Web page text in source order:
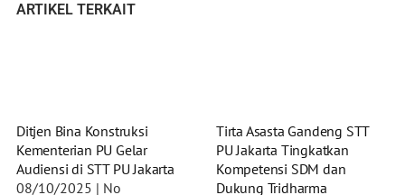
ARTIKEL TERKAIT
Ditjen Bina Konstruksi
Kementerian PU Gelar
Audiensi di STT PU Jakarta
08/10/2025
No
Tirta Asasta Gandeng STT
PU Jakarta Tingkatkan
Kompetensi SDM dan
Dukung Tridharma